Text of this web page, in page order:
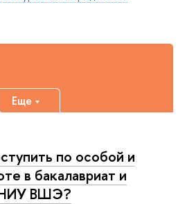
Еще
по особой и
в бакалавриат и
НИУ ВШЭ?